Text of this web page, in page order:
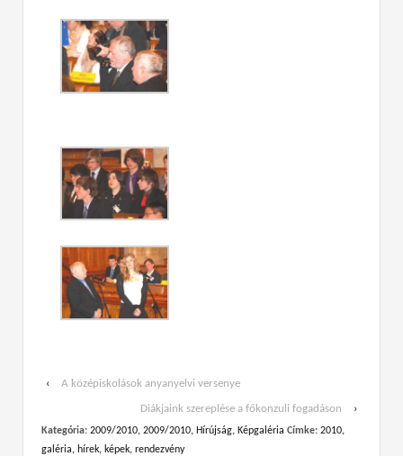
‹ A középiskolások anyanyelvi versenye
Diákjaink szereplése a főkonzuli fogadáson ›
Kategória: 2009/2010, 2009/2010, Hírújság, Képgaléria Címke: 2010,
galéria, hírek, képek, rendezvény